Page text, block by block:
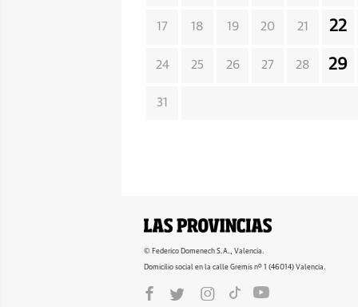
17 18 19 20 21 22
24 25 26 27 28 29
31
© Federico Domenech S.A., Valencia.
Domicilio social en la calle Gremis nº 1 (46014) Valencia.